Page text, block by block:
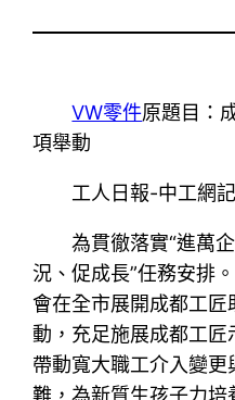
VW零件原題目：
項舉動
工人日報-中工網
為貫徹落實“進萬
況、促成長”任務安排
會在全市展開成都工匠
動，充足施展成都工匠
帶動寬大職工介入變
難，為新質生孩子力培